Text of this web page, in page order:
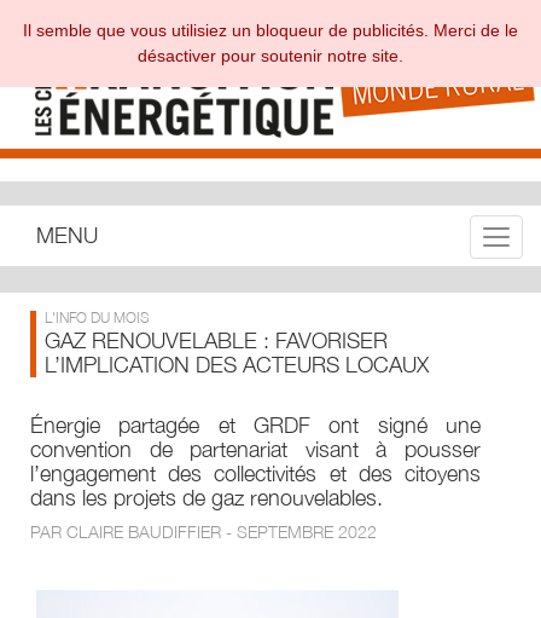
MENU
L'INFO DU MOIS
GAZ RENOUVELABLE : FAVORISER
L’IMPLICATION DES ACTEURS LOCAUX
Énergie partagée et GRDF ont signé une
convention de partenariat visant à pousser
l’engagement des collectivités et des citoyens
dans les projets de gaz renouvelables.
PAR CLAIRE BAUDIFFIER - SEPTEMBRE 2022
Il semble que vous utilisiez un bloqueur de publicités. Merci de le
désactiver pour soutenir notre site.